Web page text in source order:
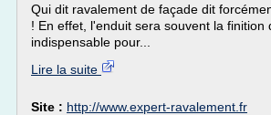
Qui dit ravalement de façade dit
! En effet, l'enduit sera souvent la finition
indispensable pour...
Lire la suite
Site : http://www.expert-ravalement.fr